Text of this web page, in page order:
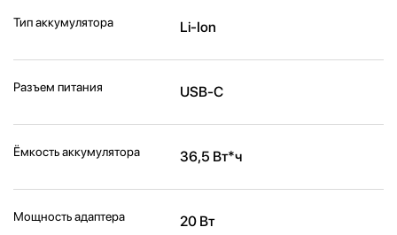
Тип аккумулятора Li-Ion
Разъем питания USB-C
Ёмкость аккумулятора 36,5 Вт*ч
Мощность адаптера 20 Вт